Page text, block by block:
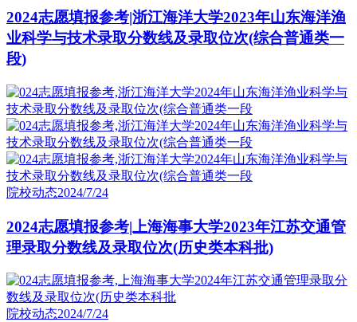
2024志愿填报参考|浙江海洋大学2023年山东海洋渔
业科学与技术录取分数线及录取位次(综合普通类一
段)
院校动态2024/7/24
2024志愿填报参考|上海海事大学2023年江苏交通管
理录取分数线及录取位次(历史类本科批)
院校动态2024/7/24